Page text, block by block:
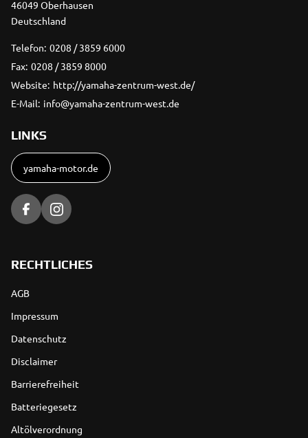
46049 Oberhausen
Deutschland
Telefon: 0208 / 3859 6000
Fax: 0208 / 3859 8000
Website: http://yamaha-zentrum-west.de/
E-Mail: info@yamaha-zentrum-west.de
LINKS
yamaha-motor.de
RECHTLICHES
AGB
Impressum
Datenschutz
Disclaimer
Barrierefreiheit
Batteriegesetz
Altölverordnung